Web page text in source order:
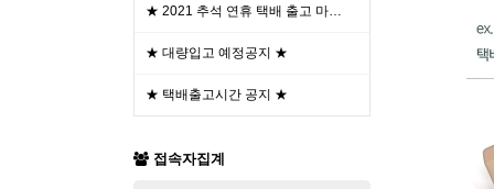
★ 2021 추석 연휴 택배 출고 마…
★ 대량입고 예정공지 ★
★ 택배출고시간 공지 ★
접속자집계